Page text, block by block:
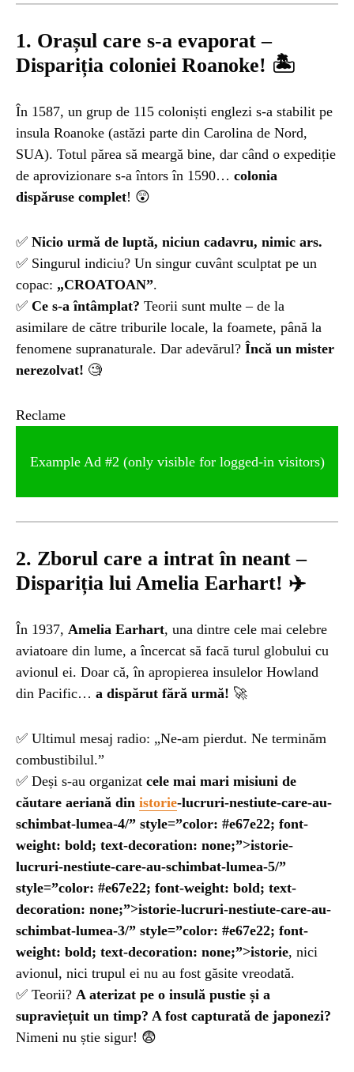
1. Orașul care s-a evaporat –
Dispariția coloniei Roanoke! 🏝️
În 1587, un grup de 115 coloniști englezi s-a stabilit pe
insula Roanoke (astăzi parte din Carolina de Nord,
SUA). Totul părea să meargă bine, dar când o expediție
de aprovizionare s-a întors în 1590… colonia
dispăruse complet! 😲
✅ Nicio urmă de luptă, niciun cadavru, nimic ars.
✅ Singurul indiciu? Un singur cuvânt sculptat pe un
copac: „CROATOAN”.
✅ Ce s-a întâmplat? Teorii sunt multe – de la
asimilare de către triburile locale, la foamete, până la
fenomene supranaturale. Dar adevărul? Încă un mister
nerezolvat! 🧐
Reclame
Example Ad #2 (only visible for logged-in visitors)
2. Zborul care a intrat în neant –
Dispariția lui Amelia Earhart! ✈️
În 1937, Amelia Earhart, una dintre cele mai celebre
aviatoare din lume, a încercat să facă turul globului cu
avionul ei. Doar că, în apropierea insulelor Howland
din Pacific… a dispărut fără urmă! 🚀
✅ Ultimul mesaj radio: „Ne-am pierdut. Ne terminăm
combustibilul.”
✅ Deși s-au organizat cele mai mari misiuni de
căutare aeriană din istorie-lucruri-nestiute-care-au-
schimbat-lumea-4/” style=”color: #e67e22; font-
weight: bold; text-decoration: none;”>istorie-
lucruri-nestiute-care-au-schimbat-lumea-5/”
style=”color: #e67e22; font-weight: bold; text-
decoration: none;”>istorie-lucruri-nestiute-care-au-
schimbat-lumea-3/” style=”color: #e67e22; font-
weight: bold; text-decoration: none;”>istorie, nici
avionul, nici trupul ei nu au fost găsite vreodată.
✅ Teorii? A aterizat pe o insulă pustie și a
supraviețuit un timp? A fost capturată de japonezi?
Nimeni nu știe sigur! 😨
Barajul Trei Defileuri a Încetinit Rotația
Pământului: Mit sau Realitate?
BLOG
Seriale turcesti:Top 5 cele mai bune seriale
BLOG 2 years ago
poti debloca
ȘTIINȚA 1 year ago
Ai simțit vreodată deja-vu? Află de ce se
întâmplă